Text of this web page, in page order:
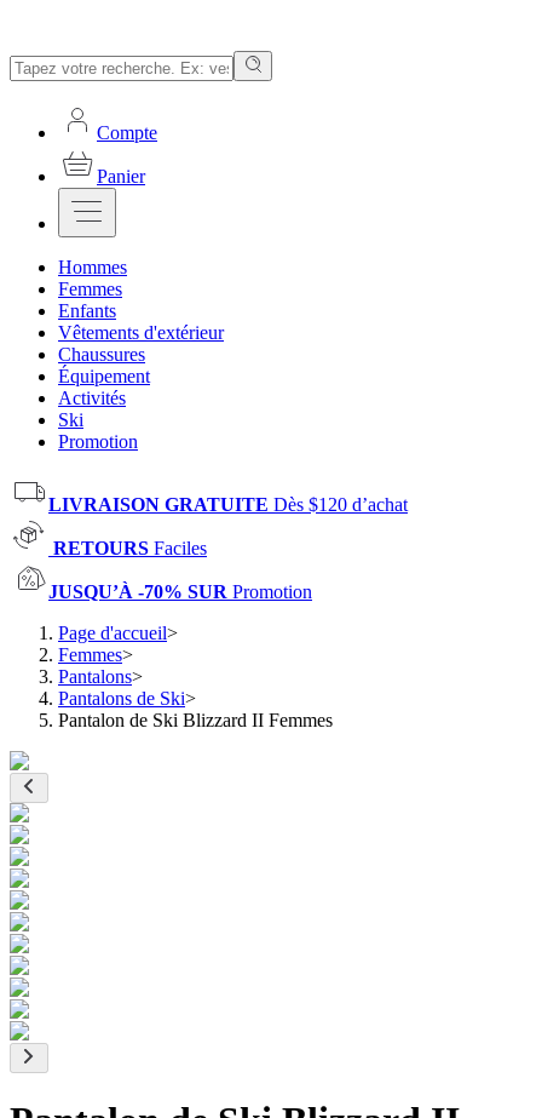
Compte
Panier
Hommes
Femmes
Enfants
Vêtements d'extérieur
Chaussures
Équipement
Activités
Ski
Promotion
LIVRAISON GRATUITE Dès $120 d’achat
RETOURS Faciles
JUSQU’À -70% SUR Promotion
Page d'accueil>
Femmes>
Pantalons>
Pantalons de Ski>
Pantalon de Ski Blizzard II Femmes